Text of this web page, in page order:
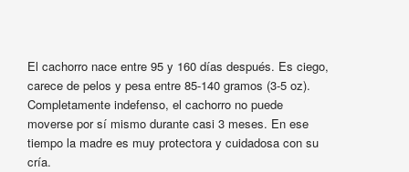
El cachorro nace entre 95 y 160 días después. Es ciego,
carece de pelos y pesa entre 85-140 gramos (3-5 oz).
Completamente indefenso, el cachorro no puede
moverse por sí mismo durante casi 3 meses. En ese
tiempo la madre es muy protectora y cuidadosa con su
cría.